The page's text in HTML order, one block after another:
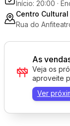
Início: 20:00 ·
Centro
Rua do
As
Veja os
aproveite
Ver